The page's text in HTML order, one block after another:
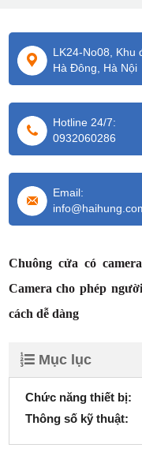
LK24-No08, Khu
Hà Đông, Hà Nội
Hotline 24/7:
0932060286
Email:
Chuông cửa có
Camera cho phép
cách dễ dàng
Mục lục
Chức năng thiết bị:
Thông số kỹ thuật: